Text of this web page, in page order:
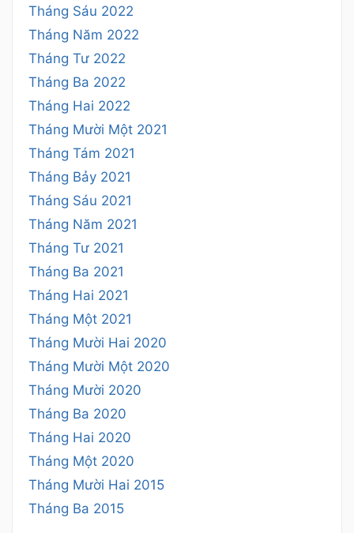
Tháng Sáu 2022
Tháng Năm 2022
Tháng Tư 2022
Tháng Ba 2022
Tháng Hai 2022
Tháng Mười Một 2021
Tháng Tám 2021
Tháng Bảy 2021
Tháng Sáu 2021
Tháng Năm 2021
Tháng Tư 2021
Tháng Ba 2021
Tháng Hai 2021
Tháng Một 2021
Tháng Mười Hai 2020
Tháng Mười Một 2020
Tháng Mười 2020
Tháng Ba 2020
Tháng Hai 2020
Tháng Một 2020
Tháng Mười Hai 2015
Tháng Ba 2015